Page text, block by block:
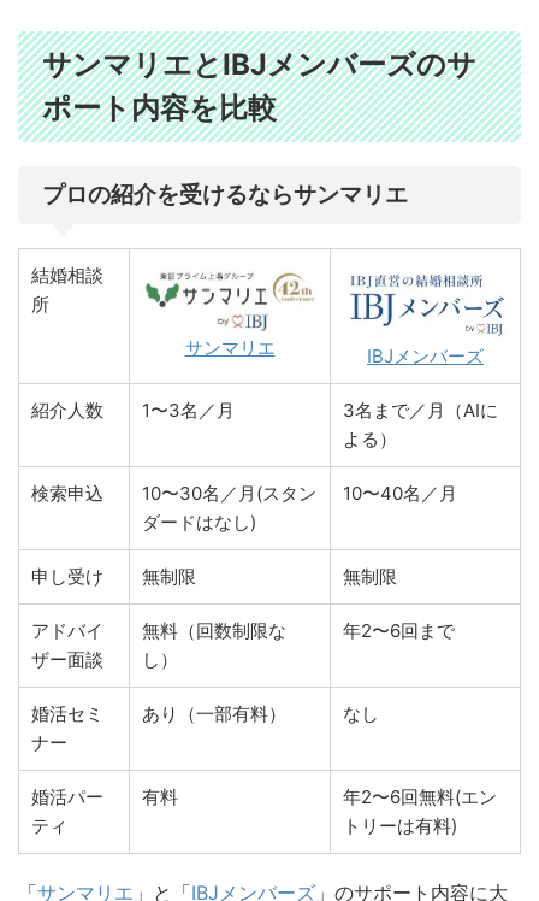
サンマリエとIBJメンバーズのサ
ポート内容を比較
プロの紹介を受けるならサンマリエ
結婚相談
所
サンマリエ
IBJメンバーズ
紹介人数 1〜3名／月
3名まで／月（AIに
よる）
検索申込
10〜30名／月(スタン
ダードはなし)
10〜40名／月
申し受け 無制限 無制限
アドバイ
ザー面談
無料（回数制限な
し）
年2〜6回まで
婚活セミ
ナー
あり（一部有料） なし
婚活パー
ティ
有料
年2〜6回無料(エン
トリーは有料)
「サンマリエ 」と「IBJメンバーズ 」のサポート内容に大